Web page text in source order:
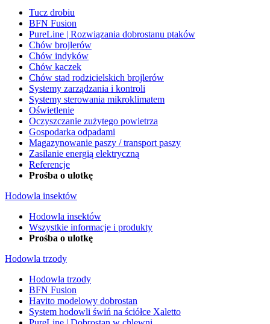
Tucz drobiu
BFN Fusion
PureLine | Rozwiązania dobrostanu ptaków
Chów brojlerów
Chów indyków
Chów kaczek
Chów stad rodzicielskich brojlerów
Systemy zarządzania i kontroli
Systemy sterowania mikroklimatem
Oświetlenie
Oczyszczanie zużytego powietrza
Gospodarka odpadami
Magazynowanie paszy / transport paszy
Zasilanie energią elektryczną
Referencje
Prośba o ulotkę
Hodowla insektów
Hodowla insektów
Wszystkie informacje i produkty
Prośba o ulotkę
Hodowla trzody
Hodowla trzody
BFN Fusion
Havito modelowy dobrostan
System hodowli świń na ściółce Xaletto